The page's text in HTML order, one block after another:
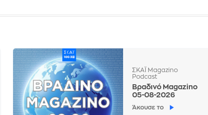
ΣΚΑΪ Magazino
Podcast
Βραδινό Magazino
05-08-2026
Άκουσε το